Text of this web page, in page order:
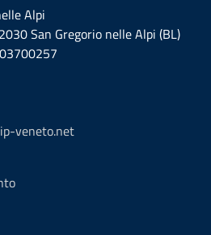
Alpi
San Gregorio nelle Alpi (BL)
veneto.net